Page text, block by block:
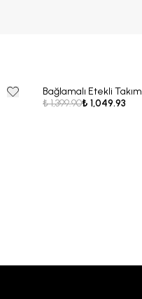
25% OFF
Bağlamalı Etekli Takım
₺ 1,399.90₺ 1,049.93